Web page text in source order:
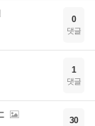
0
댓글
1
댓글
30